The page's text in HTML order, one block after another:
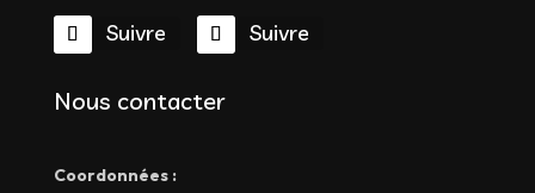
Suivre Suivre
Nous contacter
Coordonnées :